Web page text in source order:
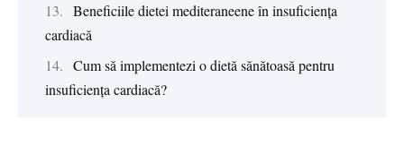
Beneficiile dietei mediteraneene în insuficiența
cardiacă
Cum să implementezi o dietă sănătoasă pentru
insuficiența cardiacă?